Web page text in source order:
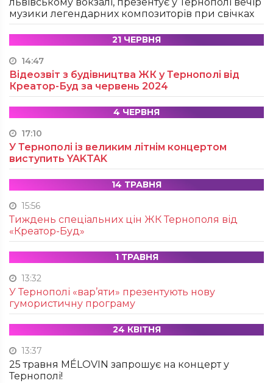
музики легендарних композиторів при свічках
21 ЧЕРВНЯ
14:47
Відеозвіт з будівництва ЖК у Тернополі від
Креатор-Буд за червень 2024
4 ЧЕРВНЯ
17:10
У Тернополі із великим літнім концертом
виступить YAKTAK
14 ТРАВНЯ
15:56
Тиждень спеціальних цін ЖК Тернополя від
«Креатор-Буд»
1 ТРАВНЯ
13:32
У Тернополі «вар’яти» презентують нову
гумористичну програму
24 КВІТНЯ
13:37
25 травня MÉLOVIN запрошує на концерт у
Тернополі!